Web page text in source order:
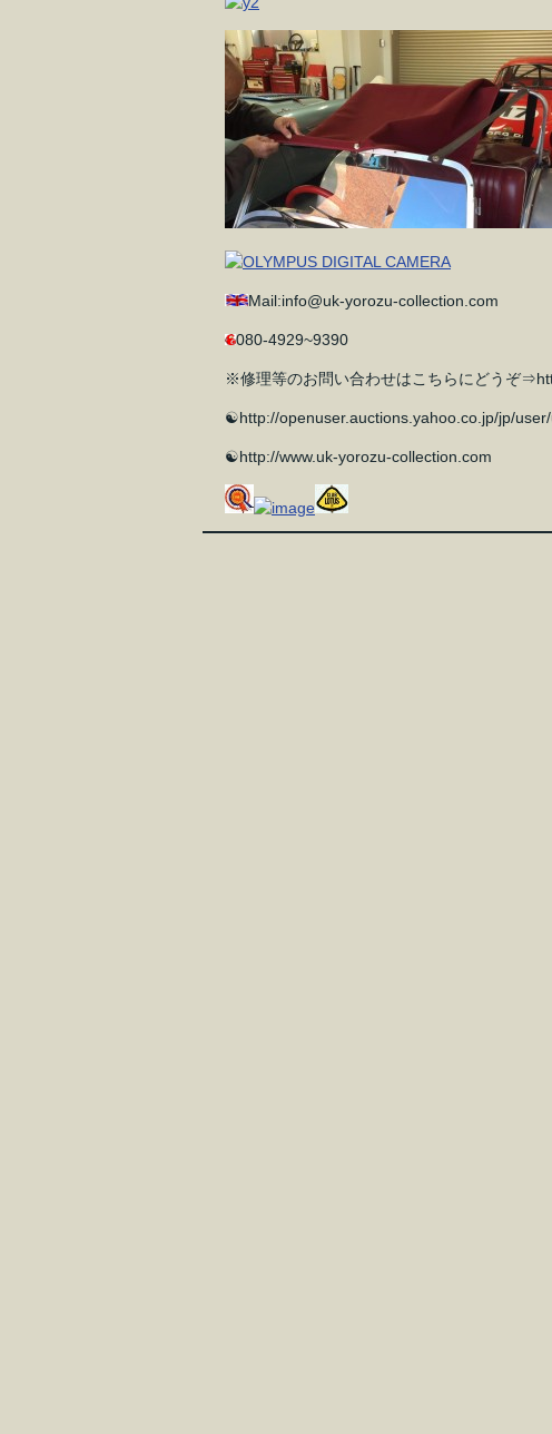
Mail:info@uk-yorozu-collection.com
080-4929~9390
※修理等のお問い合わせはこちらにどうぞ
☯http://openuser.auctions.yahoo.co.jp/jp/
☯http://www.uk-yorozu-collection.com